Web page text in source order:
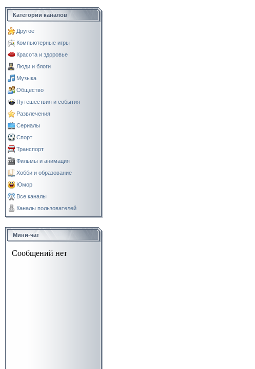
Категории каналов
Другое
Компьютерные игры
Красота и здоровье
Люди и блоги
Музыка
Общество
Путешествия и события
Развлечения
Сериалы
Спорт
Транспорт
Фильмы и анимация
Хобби и образование
Юмор
Все каналы
Каналы пользователей
Мини-чат